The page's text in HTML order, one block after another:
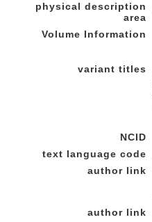
physical description
area
Volume Information
variant titles
NCID
text language code
author link
author link